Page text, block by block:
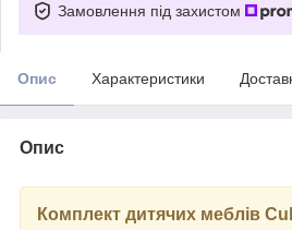
Замовлення під захистом
Опис Характеристики
Опис
Комплект дитячих меблів